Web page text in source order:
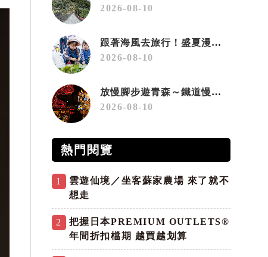
2026-08-10
跟著海風去旅行！盛夏漫遊高雄「海線潮旅行」 五大主題遊程探索漁村魅力
2026-08-10
放慢腳步遊青森～鐵道慢旅、超大睡魔燈籠與ReLabo質感溫泉
2026-08-10
熱門閱覽
1
雲遊仙境／坐客蘇家農場 來了就不
想走
2
把握日本PREMIUM OUTLETS®
年間折扣檔期 越買越划算